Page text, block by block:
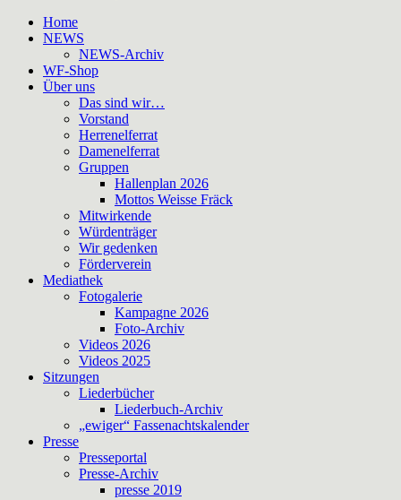
Home
NEWS
NEWS-Archiv
WF-Shop
Über uns
Das sind wir…
Vorstand
Herrenelferrat
Damenelferrat
Gruppen
Hallenplan 2026
Mottos Weisse Fräck
Mitwirkende
Würdenträger
Wir gedenken
Förderverein
Mediathek
Fotogalerie
Kampagne 2026
Foto-Archiv
Videos 2026
Videos 2025
Sitzungen
Liederbücher
Liederbuch-Archiv
„ewiger“ Fassenachtskalender
Presse
Presseportal
Presse-Archiv
presse 2019